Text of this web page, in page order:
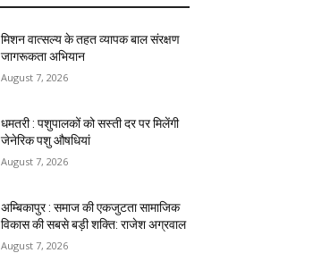
मिशन वात्सल्य के तहत व्यापक बाल संरक्षण
जागरूकता अभियान
August 7, 2026
धमतरी : पशुपालकों को सस्ती दर पर मिलेंगी
जेनेरिक पशु औषधियां
August 7, 2026
अम्बिकापुर : समाज की एकजुटता सामाजिक
विकास की सबसे बड़ी शक्ति: राजेश अग्रवाल
August 7, 2026